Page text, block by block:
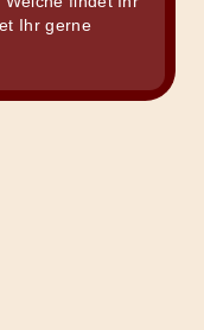
Ihr gerne